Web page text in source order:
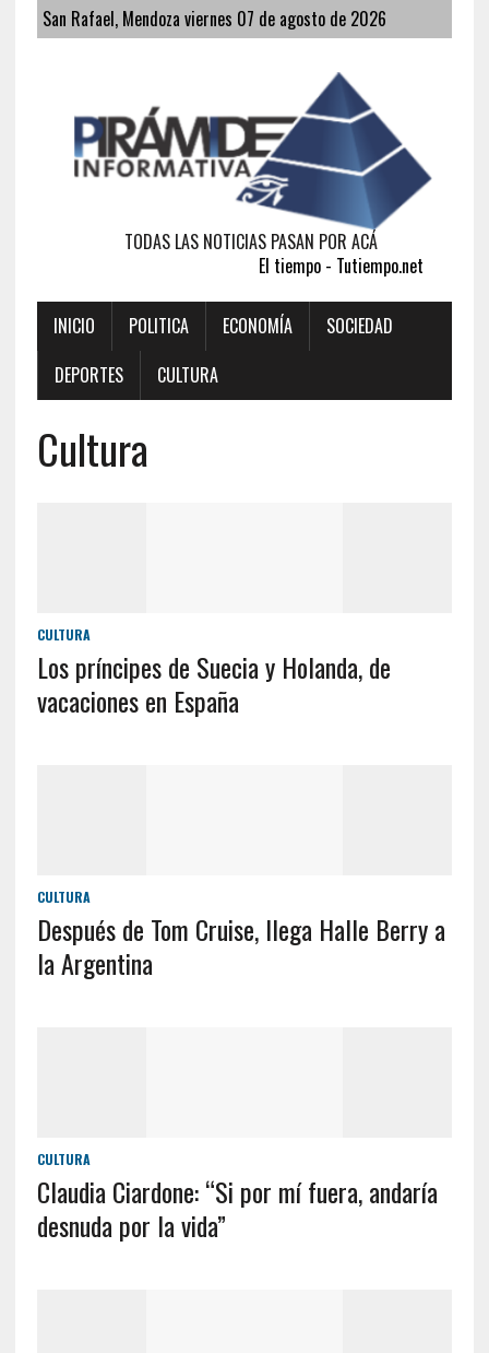
San Rafael, Mendoza viernes 07 de agosto de 2026
TODAS LAS NOTICIAS PASAN POR ACÁ
El tiempo - Tutiempo.net
INICIO POLITICA ECONOMÍA
SOCIEDAD
DEPORTES
CULTURA
Cultura
CULTURA
Los príncipes de Suecia y Holanda, de
vacaciones en España
CULTURA
Después de Tom Cruise, llega Halle Berry a
la Argentina
CULTURA
Claudia Ciardone: “Si por mí fuera, andaría
desnuda por la vida”